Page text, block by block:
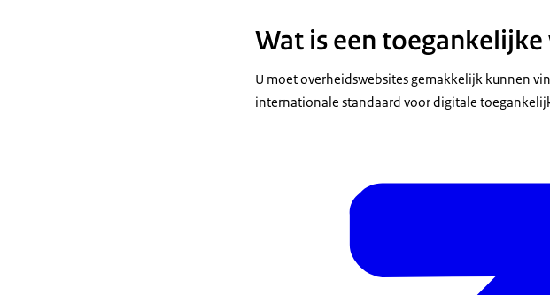
Wat is een
U moet overheidswebsites gemakkelijk kunnen
internationale standaard voor digitale